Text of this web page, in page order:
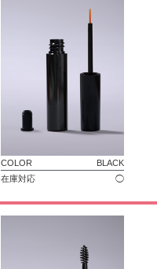
COLOR
BLACK
在庫対応
◯